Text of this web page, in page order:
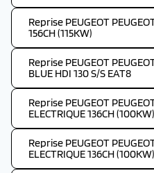
Reprise PEUGEOT
156CH (115KW)
Reprise PEUGEOT
BLUE HDI 130 S/S EAT8
Reprise PEUGEOT
ELECTRIQUE 136CH (100KW)
Reprise PEUGEOT
ELECTRIQUE 136CH (100KW)